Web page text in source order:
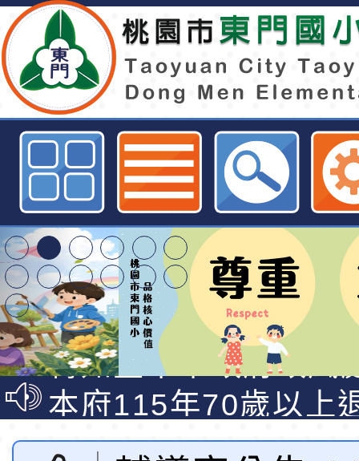
113年度創造能力資優體驗營 (經
市東門國小全球資訊網
特殊教育學生及幼兒
明手冊(修訂版)與學
說明影片
轉知臺中市政府政風
光城市手牽手，綠能
走」動畫影片
本府115年70歲以上
員健康講座「吃得安
清華光罩教學專業論